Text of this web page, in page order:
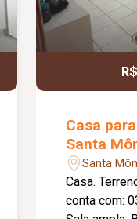
Casa
Santa
Santa
Casa. Terreno com 360,00 m². O imóvel
conta com: